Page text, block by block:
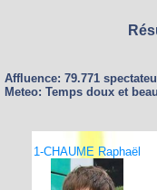
Affluence: 79.771
Meteo: Temps doux et
1-CHAUME Raphaël